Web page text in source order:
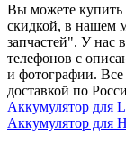
Вы можете купить
скидкой, в нашем
запчастей". У нас
телефонов с
и фотографии. Все
доставкой по
Аккумулятор для
Аккумулятор для